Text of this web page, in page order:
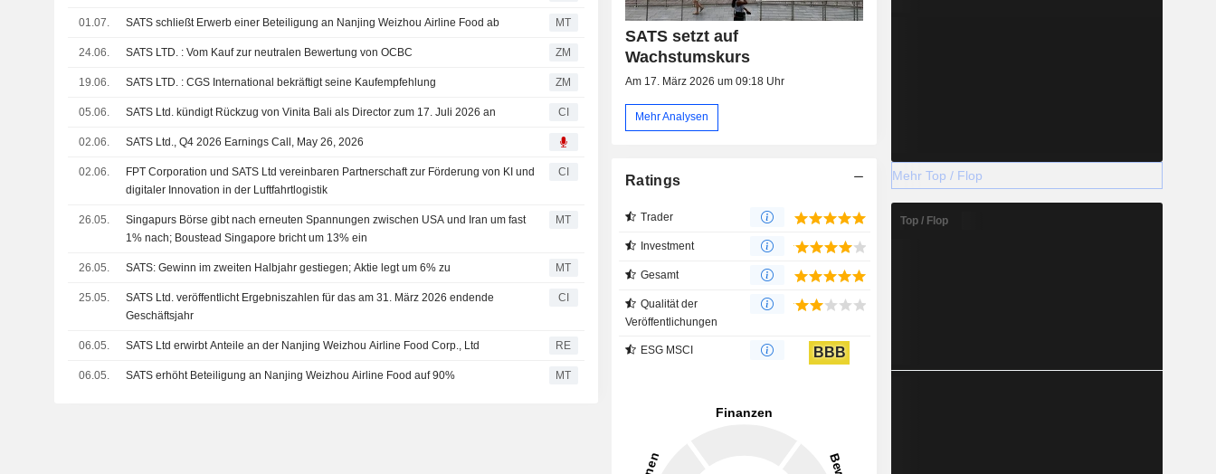
01.07. SATS schließt Erwerb einer Beteiligung an Nanjing Weizhou Airline Food ab MT
24.06. SATS LTD. : Vom Kauf zur neutralen Bewertung von OCBC ZM
19.06. SATS LTD. : CGS International bekräftigt seine Kaufempfehlung ZM
05.06. SATS Ltd. kündigt Rückzug von Vinita Bali als Director zum 17. Juli 2026 an CI
02.06. SATS Ltd., Q4 2026 Earnings Call, May 26, 2026
02.06.
FPT Corporation und SATS Ltd vereinbaren Partnerschaft zur Förderung von KI und
digitaler Innovation in der Luftfahrtlogistik
CI
26.05.
Singapurs Börse gibt nach erneuten Spannungen zwischen USA und Iran um fast
1% nach; Boustead Singapore bricht um 13% ein
MT
26.05. SATS: Gewinn im zweiten Halbjahr gestiegen; Aktie legt um 6% zu MT
25.05.
SATS Ltd. veröffentlicht Ergebniszahlen für das am 31. März 2026 endende
Geschäftsjahr
CI
06.05. SATS Ltd erwirbt Anteile an der Nanjing Weizhou Airline Food Corp., Ltd RE
06.05. SATS erhöht Beteiligung an Nanjing Weizhou Airline Food auf 90% MT
SATS setzt auf
Wachstumskurs
Am 17. März 2026 um 09:18 Uhr
Mehr Analysen
Ratings
Trader
Investment
Gesamt
Qualität der
Veröffentlichungen
ESG MSCI BBB
Mehr Top / Flop
Top / Flop